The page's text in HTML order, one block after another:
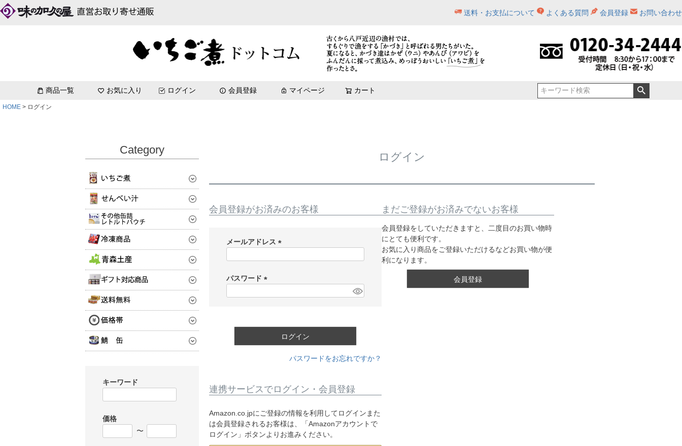
いちご煮お試しセット
いちご煮お祭りラベル いちご煮「祝」ラベル
いちご煮レトルトパウチ 極上いちご煮（数量限定商品） いちご煮レシピ
八戸せんべい汁セット[コク塩味] 【青森シャモロック肉入】せんべい汁缶詰セット
DakeDeli
珍味缶詰 惣菜缶詰
菊花巻
缶詰詰め合わせ brew 日本酒とマリアージュ
冷凍商品
送料無料キャンペーン商品（期間限定）
10,001円～
味わい鯖[エコ梱包] 八戸鯖（数量限定商品）
送料・お支払について よくある質問 会員登録 お問い合わせ
商品一覧 お気に入り ログイン 会員登録 マイページ カート
HOME ログイン
Category
キーワード
価格
〜
ログイン
会員登録がお済みのお客様
メールアドレス
)
パスワード
ログイン
パスワードをお忘れですか？
連携サービスでログイン・会員登録
Amazon.co.jpにご登録の情報を利用してログインまた
は会員登録されるお客様は、「Amazonアカウントで
ログイン」ボタンよりお進みください。
まだご登録がお済みでないお客様
会員登録をしていただきますと、二度目のお買い物時
にとても便利です。
お気に入り商品をご登録いただけるなどお買い物が便
利になります。
会員登録